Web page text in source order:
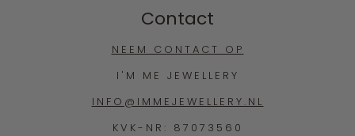
Contact
NEEM CONTACT OP
I'M ME JEWELLERY
INFO@IMMEJEWELLERY.NL
KVK-NR: 87073560